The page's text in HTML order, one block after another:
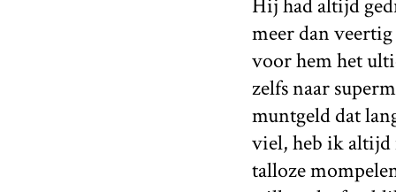
Hij had altijd
meer dan veertig
voor hem het
zelfs naar
muntgeld dat
viel, heb ik altijd
talloze